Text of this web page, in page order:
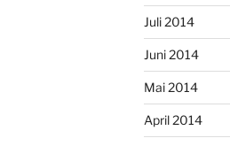
Juli 2014
Juni 2014
Mai 2014
April 2014